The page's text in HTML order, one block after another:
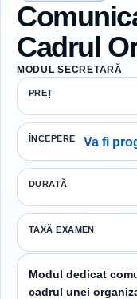
Cadrul
MODUL SECRETARĂ
PREȚ
ÎNCEPERE Va fi
DURATĂ
TAXĂ EXAMEN
Modul dedicat
cadrul unei